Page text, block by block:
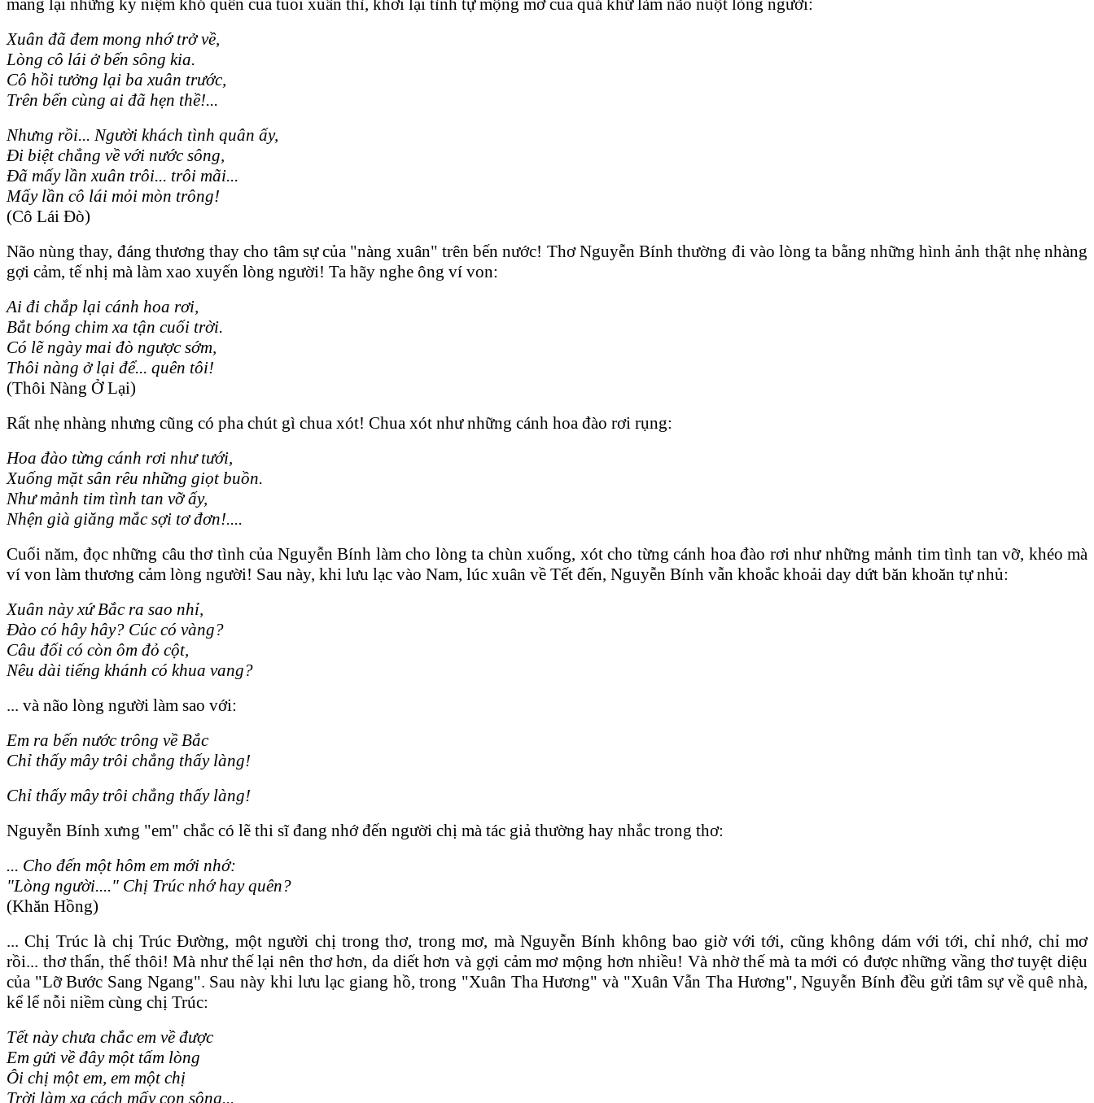
mang lại những kỷ niệm khó quên của tuổi xuân thì, khơi lại tình tự mộng mơ của quá khứ làm não nuột lòng người:
Xuân đã đem mong nhớ trở về,
Lòng cô lái ở bến sông kia.
Cô hồi tưởng lại ba xuân trước,
Trên bến cùng ai đã hẹn thề!...
Nhưng rồi... Người khách tình quân ấy,
Đi biệt chẳng về với nước sông,
Đã mấy lần xuân trôi... trôi mãi...
Mấy lần cô lái mỏi mòn trông!
(Cô Lái Đò)
Não nùng thay, đáng thương thay cho tâm sự của "nàng xuân" trên bến nước! Thơ Nguyễn Bính thường đi vào lòng ta bằng những hình ảnh thật nhẹ nhàng
gợi cảm, tế nhị mà làm xao xuyến lòng người! Ta hãy nghe ông ví von:
Ai đi chắp lại cánh hoa rơi,
Bắt bóng chim xa tận cuối trời.
Có lẽ ngày mai đò ngược sớm,
Thôi nàng ở lại để... quên tôi!
(Thôi Nàng Ở Lại)
Rất nhẹ nhàng nhưng cũng có pha chút gì chua xót! Chua xót như những cánh hoa đào rơi rụng:
Hoa đào từng cánh rơi như tưới,
Xuống mặt sân rêu những giọt buồn.
Như mảnh tim tình tan vỡ ấy,
Nhện già giăng mắc sợi tơ đơn!....
Cuối năm, đọc những câu thơ tình của Nguyễn Bính làm cho lòng ta chùn xuống, xót cho từng cánh hoa đào rơi như những mảnh tim tình tan vỡ, khéo mà
ví von làm thương cảm lòng người! Sau này, khi lưu lạc vào Nam, lúc xuân về Tết đến, Nguyễn Bính vẫn khoắc khoải day dứt băn khoăn tự nhủ:
Xuân này xứ Bắc ra sao nhỉ,
Đào có hây hây? Cúc có vàng?
Câu đối có còn ôm đỏ cột,
Nêu dài tiếng khánh có khua vang?
... và não lòng người làm sao với:
Em ra bến nước trông về Bắc
Chỉ thấy mây trôi chẳng thấy làng!
Chỉ thấy mây trôi chẳng thấy làng!
Nguyễn Bính xưng "em" chắc có lẽ thi sĩ đang nhớ đến người chị mà tác giả thường hay nhắc trong thơ:
... Cho đến một hôm em mới nhớ:
"Lòng người...." Chị Trúc nhớ hay quên?
(Khăn Hồng)
... Chị Trúc là chị Trúc Đường, một người chị trong thơ, trong mơ, mà Nguyễn Bính không bao giờ với tới, cũng không dám với tới, chỉ nhớ, chỉ mơ
rồi... thơ thẩn, thế thôi! Mà như thế lại nên thơ hơn, da diết hơn và gợi cảm mơ mộng hơn nhiều! Và nhờ thế mà ta mới có được những vầng thơ tuyệt diệu
của "Lỡ Bước Sang Ngang". Sau này khi lưu lạc giang hồ, trong "Xuân Tha Hương" và "Xuân Vẫn Tha Hương", Nguyễn Bính đều gửi tâm sự về quê nhà,
kể lể nỗi niềm cùng chị Trúc:
Tết này chưa chắc em về được
Em gửi về đây một tấm lòng
Ôi chị một em, em một chị
Trời làm xa cách mấy con sông...